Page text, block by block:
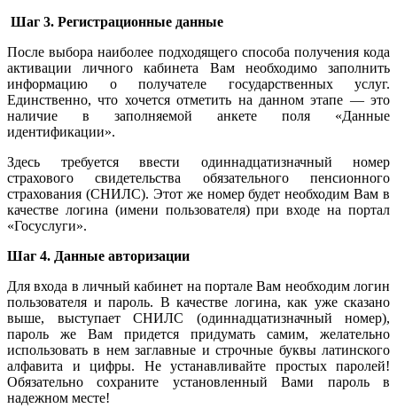
Шаг 3. Регистрационные данные
После выбора наиболее подходящего способа получения кода
активации личного кабинета Вам необходимо заполнить
информацию о получателе государственных услуг.
Единственно, что хочется отметить на данном этапе — это
наличие в заполняемой анкете поля «Данные
идентификации».
Здесь требуется ввести одиннадцатизначный номер
страхового свидетельства обязательного пенсионного
страхования (СНИЛС). Этот же номер будет необходим Вам в
качестве логина (имени пользователя) при входе на портал
«Госуслуги».
Шаг 4. Данные авторизации
Для входа в личный кабинет на портале Вам необходим логин
пользователя и пароль. В качестве логина, как уже сказано
выше, выступает СНИЛС (одиннадцатизначный номер),
пароль же Вам придется придумать самим, желательно
использовать в нем заглавные и строчные буквы латинского
алфавита и цифры. Не устанавливайте простых паролей!
Обязательно сохраните установленный Вами пароль в
надежном месте!